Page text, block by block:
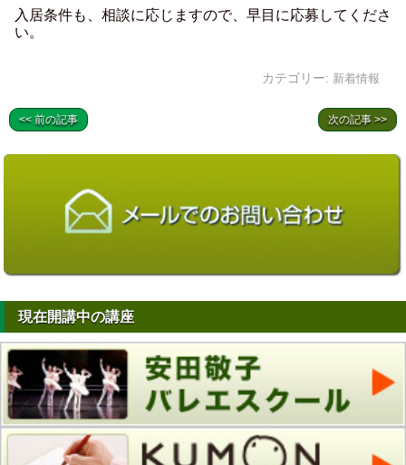
入居条件も、相談に応じますので、早目に応募してくださ
い。
カテゴリー: 新着情報
<< 前の記事 次の記事 >>
現在開講中の講座